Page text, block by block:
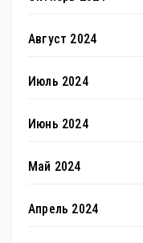
Август 2024
Июль 2024
Июнь 2024
Май 2024
Апрель 2024